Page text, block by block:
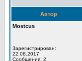
Автор
Mostcus
Зарегистрирован:
22.08.2017
Сообщения: 2